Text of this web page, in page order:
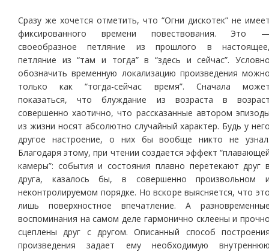
Сразу же хочется отметить, что “Огни дискотек” не
фиксированного времени повествования. Это
своеобразное петляние из прошлого в
петляние из “там и тогда” в “здесь и сейчас”.
обозначить временную локализацию произведения
только как “тогда-сейчас время”. Сначала
показаться, что блуждание из возраста в
совершенно хаотично, что рассказанные автором
из жизни носят абсолютно случайный характер. Будь у
другое настроение, о них бы вообще никто не
Благодаря этому, при чтении создается эффект
камеры”: события и состояния плавно перетекают друг
друга, казалось бы, в совершенно произвольном
неконтролируемом порядке. Но вскоре выясняется, что
лишь поверхностное впечатление. А
воспоминания на самом деле гармонично склеены и
сцеплены друг с другом. Описанный способ
произведения задает ему необходимую